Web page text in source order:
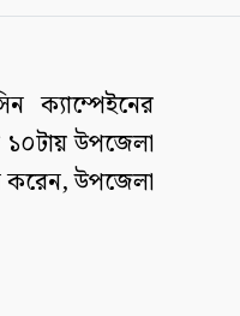
ক্যাম্পেইনের
১০টায় উপজেলা
করেন, উপজেলা